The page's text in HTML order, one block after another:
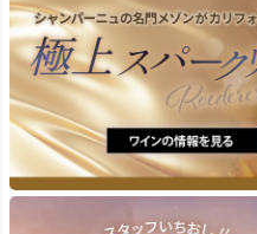
■ロンバウアーについて
1980年にコーナー＆ジ
ョアン・ロンバウアー夫
妻によって設立されたロ
ンバウアーは、40年以
上にわたり、ナパ・ヴァ
レーを中心にカリフォル
ニアを代表する高品質ワ
インを造り続ける家族経
営ワイナリーです。
■醸
ブ
収穫
を行
放式
酵
チダ
の移
ず、